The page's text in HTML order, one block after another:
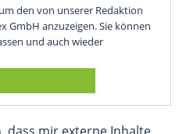
den von unserer Redaktion
GmbH anzuzeigen. Sie können
und auch wieder